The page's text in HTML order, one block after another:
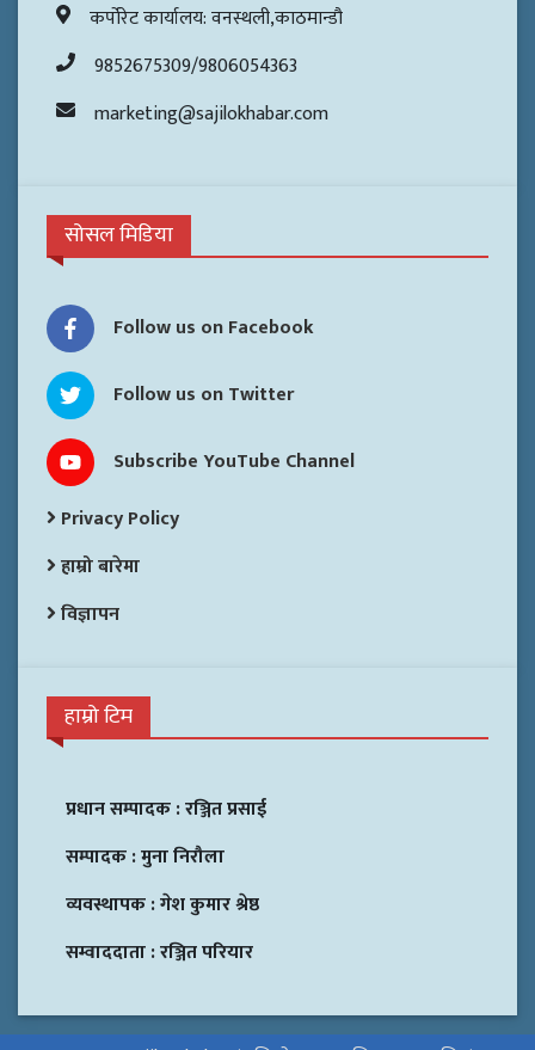
कर्पोरेट कार्यालय: वनस्थली,काठमान्डौ
9852675309/9806054363
marketing@sajilokhabar.com
सोसल मिडिया
Follow us on Facebook
Follow us on Twitter
Subscribe YouTube Channel
Privacy Policy
हाम्रो बारेमा
विज्ञापन
हाम्रो टिम
प्रधान सम्पादक :रञ्जित प्रसाई
सम्पादक :मुना निरौला
व्यवस्थापक :गेश कुमार श्रेष्ठ
सम्वाददाता :रञ्जित परियार